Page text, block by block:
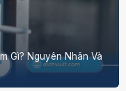
Gì? Nguyên Nhân Và